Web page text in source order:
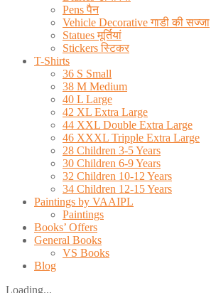
Pens पैन
Vehicle Decorative गाडी की सज्जा
Statues मूर्तियां
Stickers स्टिकर
T-Shirts
36 S Small
38 M Medium
40 L Large
42 XL Extra Large
44 XXL Double Extra Large
46 XXXL Tripple Extra Large
28 Children 3-5 Years
30 Children 6-9 Years
32 Children 10-12 Years
34 Children 12-15 Years
Paintings by VAAIPL
Paintings
Books’ Offers
General Books
VS Books
Blog
Loading...